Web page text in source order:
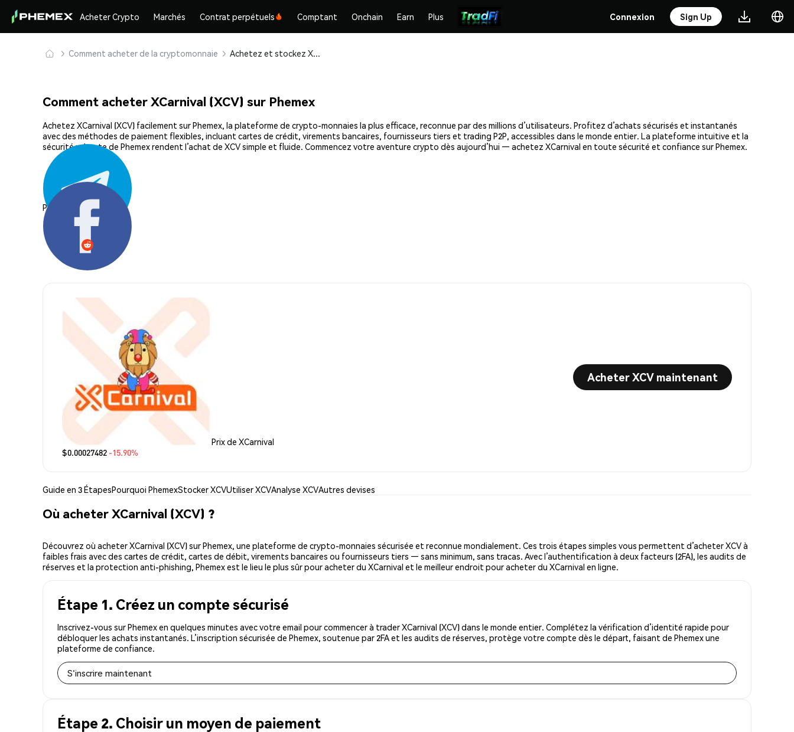
Acheter Crypto Marchés Contrat perpétuels Comptant Onchain Earn Plus Connexion Sign Up
Comment acheter de la cryptomonnaie Achetez et stockez XCarnival (XCV) en toute sécurité
Comment acheter XCarnival (XCV) sur Phemex
Achetez XCarnival (XCV) facilement sur Phemex, la plateforme de crypto-monnaies la plus efficace, reconnue par des millions d’utilisateurs. Profitez d’achats sécurisés et instantanés
avec des méthodes de paiement flexibles, incluant cartes de crédit, virements bancaires, fournisseurs tiers et trading P2P, accessibles dans le monde entier. La plateforme intuitive et la
sécurité robuste de Phemex rendent l’achat de XCV simple et fluide. Commencez votre aventure crypto dès aujourd’hui — achetez XCarnival en toute sécurité et confiance sur Phemex.
Partager:
Prix de XCarnival
$0.00027482 -15.90%
Acheter XCV maintenant
Guide en 3 ÉtapesPourquoi PhemexStocker XCVUtiliser XCVAnalyse XCVAutres devises
Où acheter XCarnival (XCV) ?
Découvrez où acheter XCarnival (XCV) sur Phemex, une plateforme de crypto-monnaies sécurisée et reconnue mondialement. Ces trois étapes simples vous permettent d’acheter XCV à
faibles frais avec des cartes de crédit, cartes de débit, virements bancaires ou fournisseurs tiers — sans minimum, sans tracas. Avec l’authentification à deux facteurs (2FA), les audits de
réserves et la protection anti-phishing, Phemex est le lieu le plus sûr pour acheter du XCarnival et le meilleur endroit pour acheter du XCarnival en ligne.
Étape 1. Créez un compte sécurisé
Inscrivez-vous sur Phemex en quelques minutes avec votre email pour commencer à trader XCarnival (XCV) dans le monde entier. Complétez la vérification d’identité rapide pour
débloquer les achats instantanés. L’inscription sécurisée de Phemex, soutenue par 2FA et les audits de réserves, protège votre compte dès le départ, faisant de Phemex une
plateforme de confiance.
S'inscrire maintenant
Étape 2. Choisir un moyen de paiement